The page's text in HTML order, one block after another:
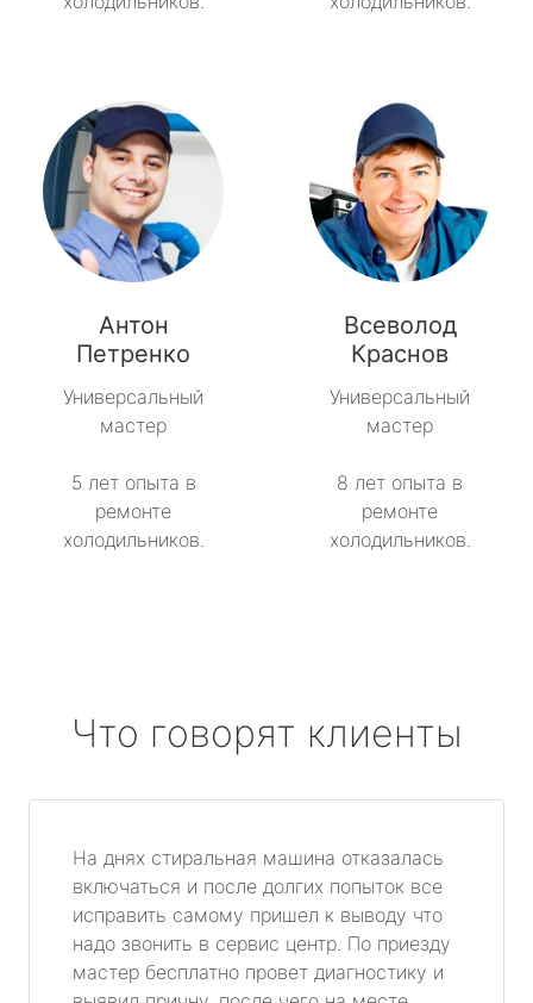
Антон
Петренко
Универсальный
мастер
5 лет опыта в
ремонте
холодильников.
Всеволод
Краснов
Универсальный
мастер
8 лет опыта в
ремонте
холодильников.
Что говорят клиенты
На днях стиральная машина отказалась
включаться и после долгих попыток все
исправить самому пришел к выводу что
надо звонить в сервис центр. По приезду
мастер бесплатно провет диагностику и